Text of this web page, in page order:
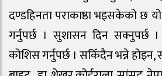
दण्डहिनता पराकाष्ठा भइसकेको छ
गर्नुपर्छ । सुशासन दिन सक्नुपर्छ ।
कोशिस गर्नुपर्छ । सकिँदैन भन्ने होइन,